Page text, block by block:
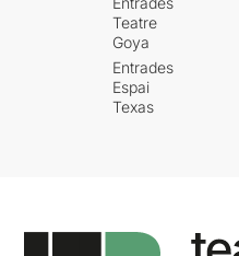
Teatre
Goya
Entrades
Espai
Texas